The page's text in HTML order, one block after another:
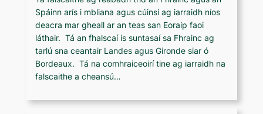
Spáinn arís i mbliana agus cúinsí ag iarraidh níos
deacra mar gheall ar an teas san Eoraip faoi
láthair. Tá an fhalscaí is suntasaí sa Fhrainc ag
tarlú sna ceantair Landes agus Gironde siar ó
Bordeaux. Tá na comhraiceoirí tine ag iarraidh na
falscaithe a cheansú…